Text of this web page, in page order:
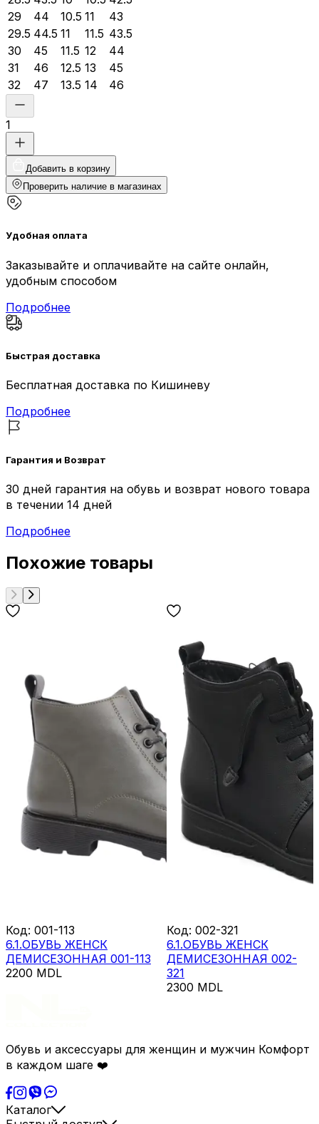
29
44 10.5 11
43
29.5 44.5 11 11.5 43.5
30
45 11.5 12
44
31
46 12.5 13
45
32
47 13.5 14 46
1
Добавить в корзину
Проверить наличие в магазинах
Удобная оплата
Заказывайте и оплачивайте на сайте онлайн,
удобным способом
Подробнее
Быстрая доставка
Бесплатная доставка по Кишиневу
Подробнее
Гарантия и Возврат
30 дней гарантия на обувь и возврат нового товара
в течении 14 дней
Подробнее
Похожие товары
Код: 001-113
6.1.ОБУВЬ ЖЕНСК
ДЕМИСЕЗОННАЯ 001-113
2200 MDL
Код: 002-321
6.1.ОБУВЬ ЖЕНСК
ДЕМИСЕЗОННАЯ 002-
321
2300 MDL
Обувь и аксессуары для женщин и мужчин Комфорт
в каждом шаге ❤️
Каталог